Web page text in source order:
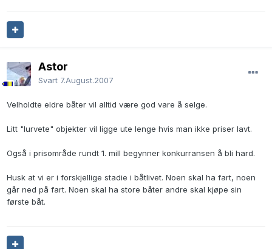
Astor
Svart 7.August.2007
Velholdte eldre båter vil alltid være god vare å selge.
Litt "lurvete" objekter vil ligge ute lenge hvis man ikke priser lavt.
Også i prisområde rundt 1. mill begynner konkurransen å bli hard.
Husk at vi er i forskjellige stadie i båtlivet. Noen skal ha fart, noen
går ned på fart. Noen skal ha store båter andre skal kjøpe sin
første båt.